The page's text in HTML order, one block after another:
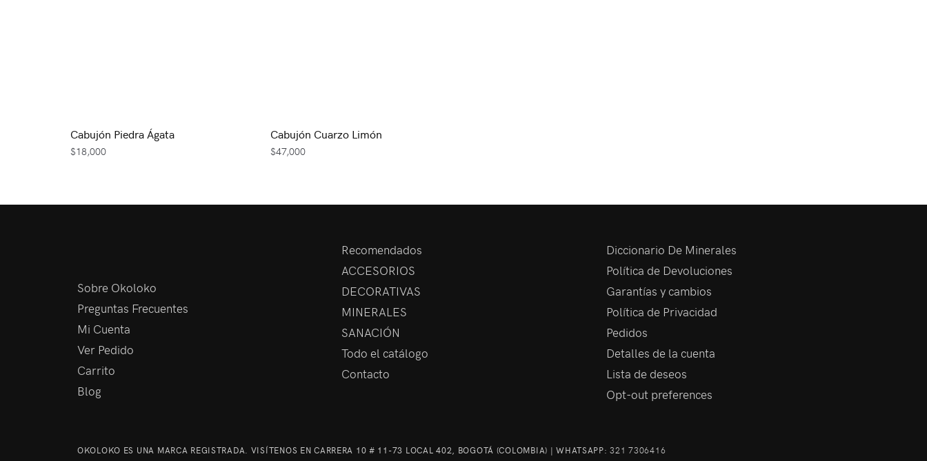
Cabujón Piedra Ágata
$18,000
Cabujón Cuarzo Limón
$47,000
Sobre Okoloko
Preguntas Frecuentes
Mi Cuenta
Ver Pedido
Carrito
Blog
Recomendados
ACCESORIOS
DECORATIVAS
MINERALES
SANACIÓN
Todo el catálogo
Contacto
Diccionario De Minerales
Política de Devoluciones
Garantías y cambios
Política de Privacidad
Pedidos
Detalles de la cuenta
Lista de deseos
Opt-out preferences
OKOLOKO ES UNA MARCA REGISTRADA. VISÍTENOS EN CARRERA 10 # 11-73 LOCAL 402, BOGOTÁ (COLOMBIA) | WHATSAPP:321 7306416